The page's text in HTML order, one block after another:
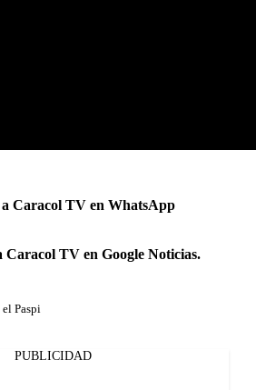
a Caracol TV en WhatsApp
Caracol TV en Google Noticias.
el Paspi
PUBLICIDAD